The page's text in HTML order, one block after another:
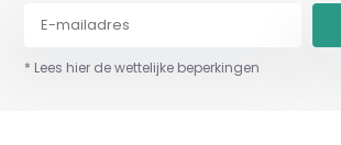
* Lees hier de wettelijke beperkingen